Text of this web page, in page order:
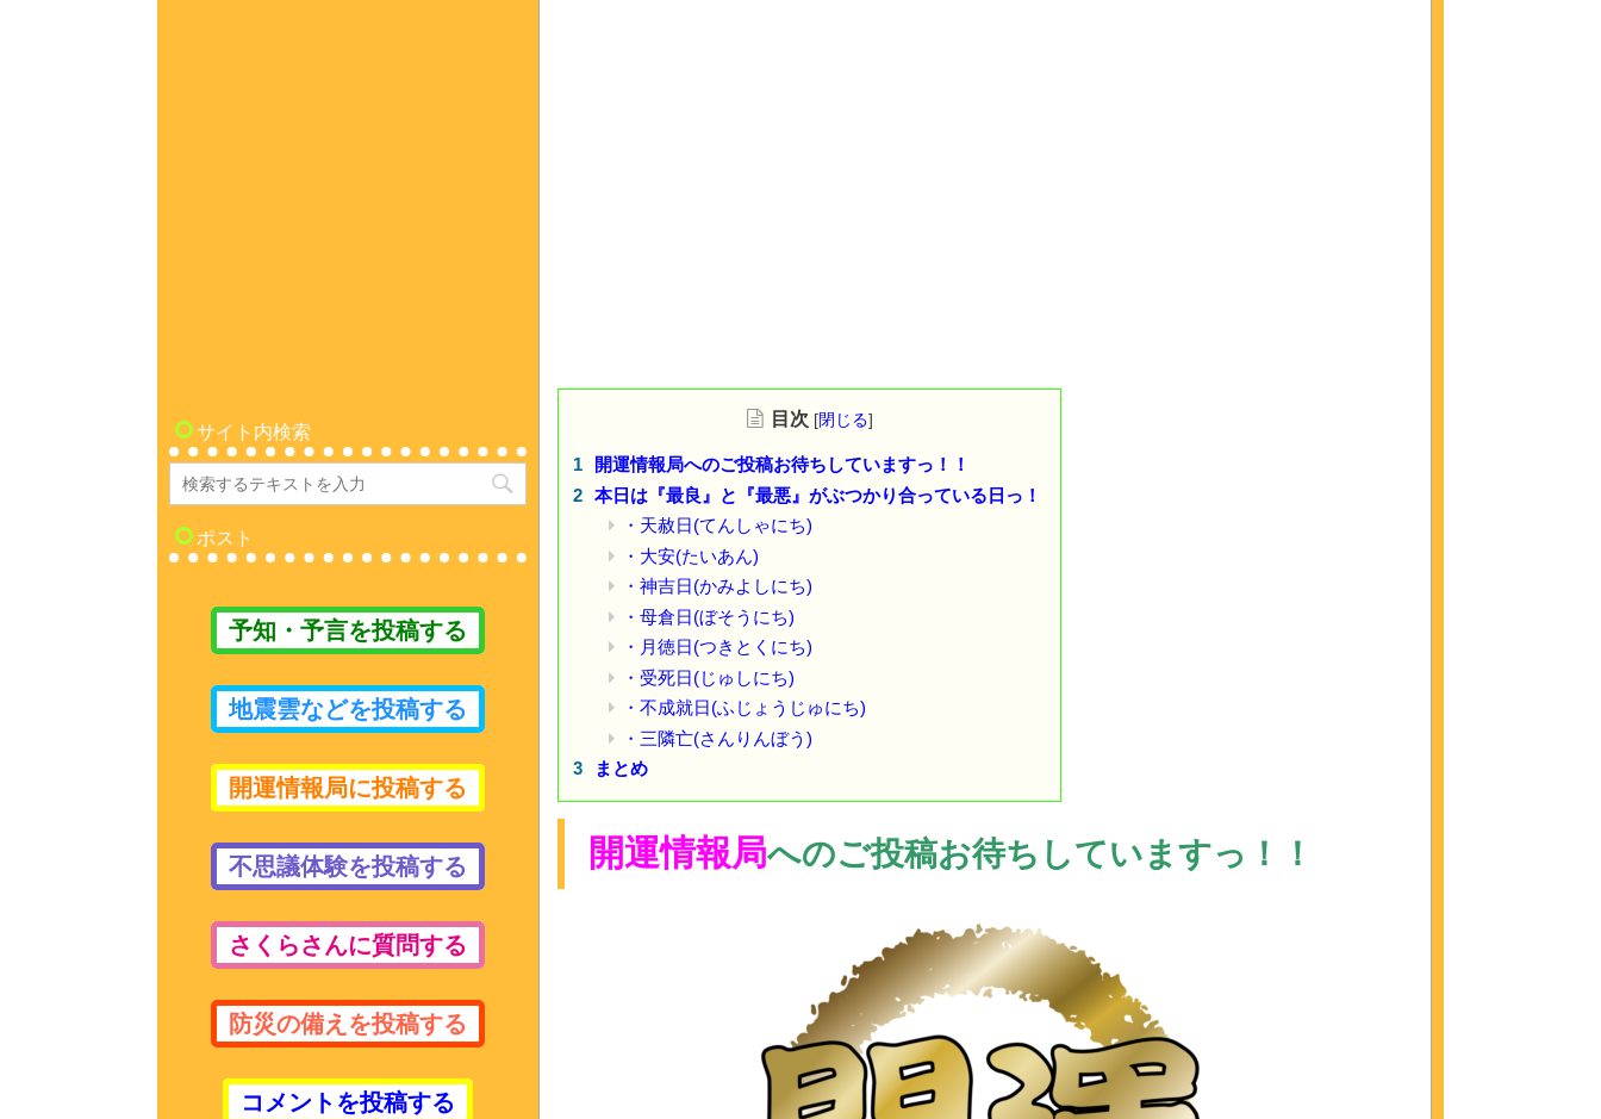
目次 [閉じる]
開運情報局へのご投稿お待ちしていますっ！！
本日は『最良』と『最悪』がぶつかり合っている日っ！
・天赦日(てんしゃにち)
・大安(たいあん)
・神吉日(かみよしにち)
・母倉日(ぼそうにち)
・月徳日(つきとくにち)
・受死日(じゅしにち)
・不成就日(ふじょうじゅにち)
・三隣亡(さんりんぼう)
まとめ
開運情報局へのご投稿お待ちしていますっ！！
サイト内検索
ポスト
予知・予言を投稿する
地震雲などを投稿する
開運情報局に投稿する
不思議体験を投稿する
さくらさんに質問する
防災の備えを投稿する
コメントを投稿する